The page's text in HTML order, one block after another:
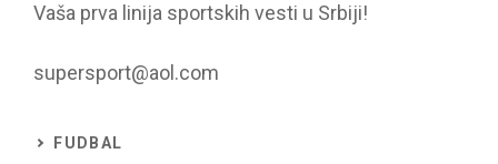
Vaša prva linija sportskih vesti u Srbiji!
supersport@aol.com
FUDBAL